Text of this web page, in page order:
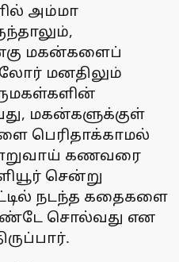
அம்மா
மகன்களைப்
மனதிலும்
மகன்களுக்குள்
பெரிதாக்காமல்
கணவரை
சென்று
நடந்த கதைகளை
சொல்வது என